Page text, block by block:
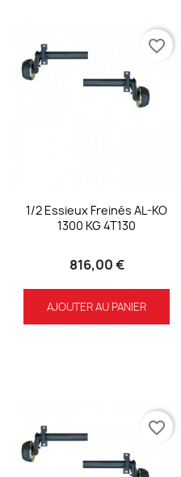
1/2 Essieux Freinés AL-KO
1300 KG 4T130
816,00 €
AJOUTER AU PANIER
favorite_border
favorite_border